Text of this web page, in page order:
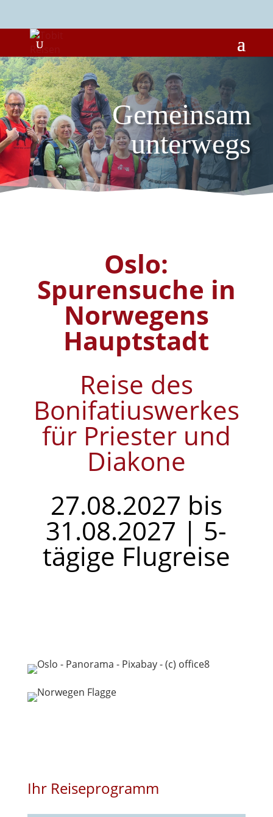
Gemeinsam
unterwegs
Oslo:
Spurensuche in
Norwegens
Hauptstadt
Reise des
Bonifatiuswerkes
für Priester und
Diakone
27.08.2027 bis
31.08.2027 | 5-
tägige Flugreise
Ihr Reiseprogramm